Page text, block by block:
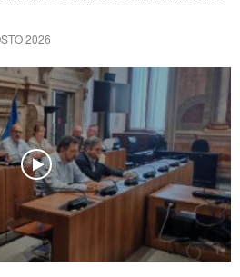
2026